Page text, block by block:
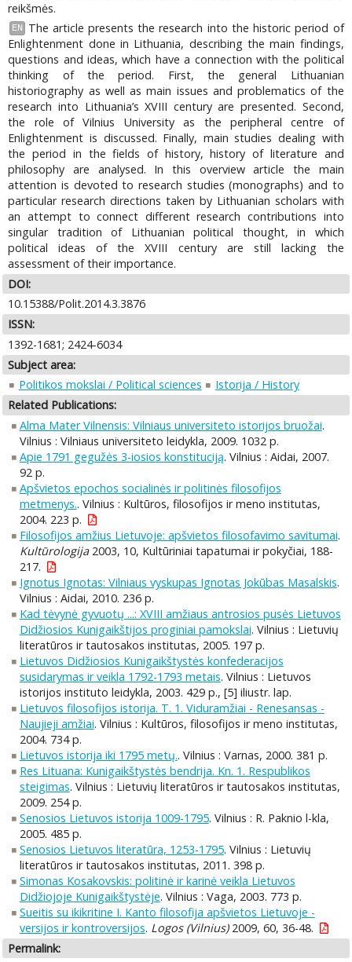
reikšmės.
EN
The article presents the research into the historic period of
Enlightenment done in Lithuania, describing the main findings,
questions and ideas, which have a connection with the political
thinking of the period. First, the general Lithuanian
historiography as well as main issues and problematics of the
research into Lithuania’s XVIII century are presented. Second,
the role of Vilnius University as the peripheral centre of
Enlightenment is discussed. Finally, main studies dealing with
the period in the fields of history, history of literature and
philosophy are analysed. In this overview article the main
attention is devoted to research studies (monographs) and to
particular research directions taken by Lithuanian scholars with
an attempt to connect different research contributions into
singular tradition of Lithuanian political thought, in which
political ideas of the XVIII century are still lacking the
assessment of their importance.
DOI:
10.15388/Polit.2014.3.3876
ISSN:
1392-1681; 2424-6034
Subject area:
Politikos mokslai / Political sciences
Istorija / History
Related Publications:
Alma Mater Vilnensis: Vilniaus universiteto istorijos bruožai.
Vilnius : Vilniaus universiteto leidykla, 2009. 1032 p.
Apie 1791 gegužės 3-iosios konstituciją. Vilnius : Aidai, 2007.
92 p.
Apšvietos epochos socialinės ir politinės filosofijos
metmenys.. Vilnius : Kultūros, filosofijos ir meno institutas,
2004. 223 p.
Filosofijos amžius Lietuvoje: apšvietos filosofavimo savitumai.
Kultūrologija2003, 10, Kultūriniai tapatumai ir pokyčiai, 188-
217.
Ignotus Ignotas: Vilniaus vyskupas Ignotas Jokūbas Masalskis.
Vilnius : Aidai, 2010. 236 p.
Kad tėvynė gyvuotų ...: XVIII amžiaus antrosios pusės Lietuvos
Didžiosios Kunigaikštijos proginiai pamokslai. Vilnius : Lietuvių
literatūros ir tautosakos institutas, 2005. 197 p.
Lietuvos Didžiosios Kunigaikštystės konfederacijos
susidarymas ir veikla 1792-1793 metais. Vilnius : Lietuvos
istorijos instituto leidykla, 2003. 429 p., [5] iliustr. lap.
Lietuvos filosofijos istorija. T. 1. Viduramžiai - Renesansas -
Naujieji amžiai. Vilnius : Kultūros, filosofijos ir meno institutas,
2004. 734 p.
Lietuvos istorija iki 1795 metų.. Vilnius : Varnas, 2000. 381 p.
Res Lituana: Kunigaikštystės bendrija. Kn. 1. Respublikos
steigimas. Vilnius : Lietuvių literatūros ir tautosakos institutas,
2009. 254 p.
Senosios Lietuvos istorija 1009-1795. Vilnius : R. Paknio l-kla,
2005. 485 p.
Senosios Lietuvos literatūra, 1253-1795. Vilnius : Lietuvių
literatūros ir tautosakos institutas, 2011. 398 p.
Simonas Kosakovskis: politinė ir karinė veikla Lietuvos
Didžiojoje Kunigaikštystėje. Vilnius : Vaga, 2003. 773 p.
Sueitis su ikikritine I. Kanto filosofija apšvietos Lietuvoje -
versijos ir kontroversijos. Logos (Vilnius)2009, 60, 36-48.
Permalink: